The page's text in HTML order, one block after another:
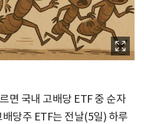
면 국내 고배당 ETF 중 순자
당주 ETF는 전날(5일) 하루